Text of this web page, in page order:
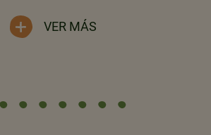
VER MÁS